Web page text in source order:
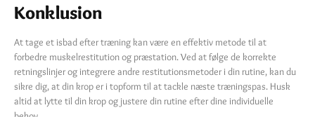
Konklusion
At tage et isbad efter træning kan være en effektiv metode til at
forbedre muskelrestitution og præstation. Ved at følge de korrekte
retningslinjer og integrere andre restitutionsmetoder i din rutine, kan du
sikre dig, at din krop er i topform til at tackle næste træningspas. Husk
altid at lytte til din krop og justere din rutine efter dine individuelle